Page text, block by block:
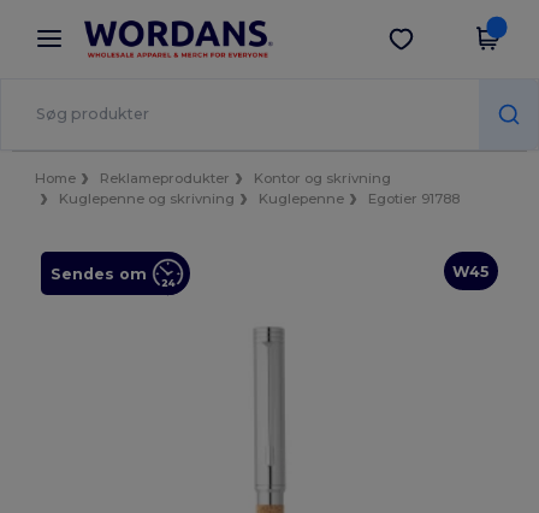
× Wordans-app
Bedre priser i appen!
Hent app
Home Reklameprodukter
Kontor og skrivning
Kuglepenne og skrivning
Kuglepenne Egotier 91788
W45
Sendes om